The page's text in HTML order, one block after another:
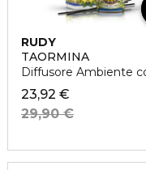
RUDY
TAORMINA
Diffusore Ambiente
23,92 €
29,90 €